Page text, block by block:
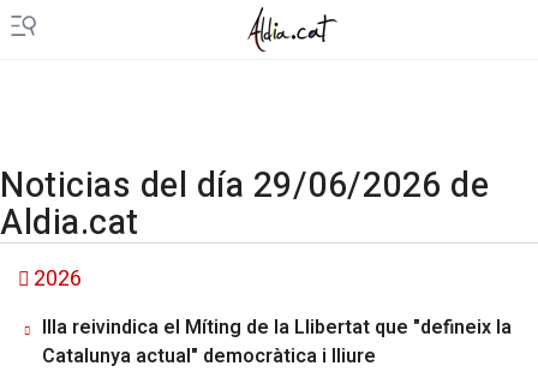
Noticias del día 29/06/2026 de
Aldia.cat
2026
Illa reivindica el Míting de la Llibertat que "defineix la
Catalunya actual" democràtica i lliure